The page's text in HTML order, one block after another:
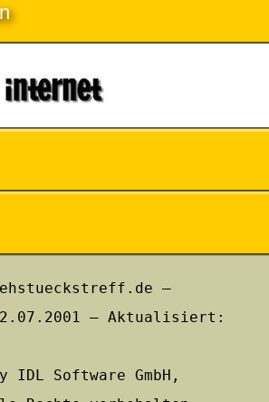
–
– Aktualisiert:
IDL Software GmbH,